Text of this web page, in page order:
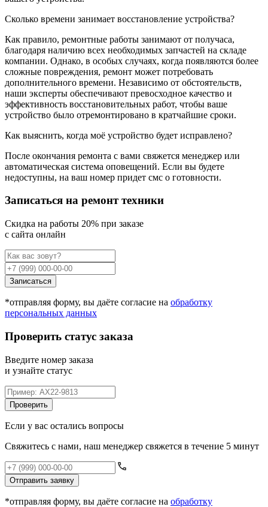
Сколько времени занимает восстановление устройства?
Как правило, ремонтные работы занимают от получаса,
благодаря наличию всех необходимых запчастей на складе
компании. Однако, в особых случаях, когда появляются более
сложные повреждения, ремонт может потребовать
дополнительного времени. Независимо от обстоятельств,
наши эксперты обеспечивают превосходное качество и
эффективность восстановительных работ, чтобы ваше
устройство было отремонтировано в кратчайшие сроки.
Как выяснить, когда моё устройство будет исправлено?
После окончания ремонта с вами свяжется менеджер или
автоматическая система оповещений. Если вы будете
недоступны, на ваш номер придет смс о готовности.
Записаться на ремонт техники
Cкидка на работы 20% при заказе
с сайта онлайн
Записаться
*отправляя форму, вы даёте согласие на обработку
персональных данных
Проверить статус заказа
Введите номер заказа
и узнайте статус
Проверить
Если у вас остались вопросы
Свяжитесь с нами, наш менеджер свяжется в течение 5 минут
Отправить заявку
*отправляя форму, вы даёте согласие на обработку